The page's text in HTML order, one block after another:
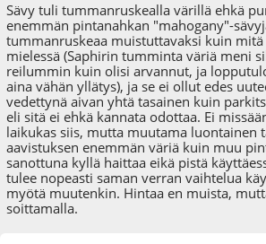
Sävy tuli tummanruskealla värillä ehkä
enemmän pintanahkan "mahogany"-
tummanruskeaa muistuttavaksi kuin
mielessä (Saphirin tumminta väriä meni
reilummin kuin olisi arvannut, ja
aina vähän yllätys), ja se ei ollut edes
vedettynä aivan yhtä tasainen kuin
eli sitä ei ehkä kannata odottaa. Ei
laikukas siis, mutta muutama luontainen
aavistuksen enemmän väriä kuin muu
sanottuna kyllä haittaa eikä pistä
tulee nopeasti saman verran vaihtelua
myötä muutenkin. Hintaa en muista,
soittamalla.